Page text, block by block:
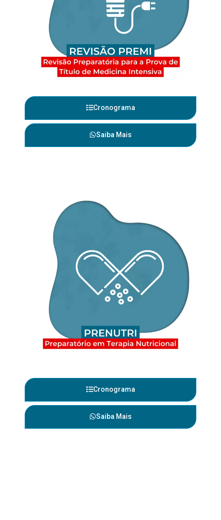
Cronograma
Saiba Mais
Cronograma
Saiba Mais